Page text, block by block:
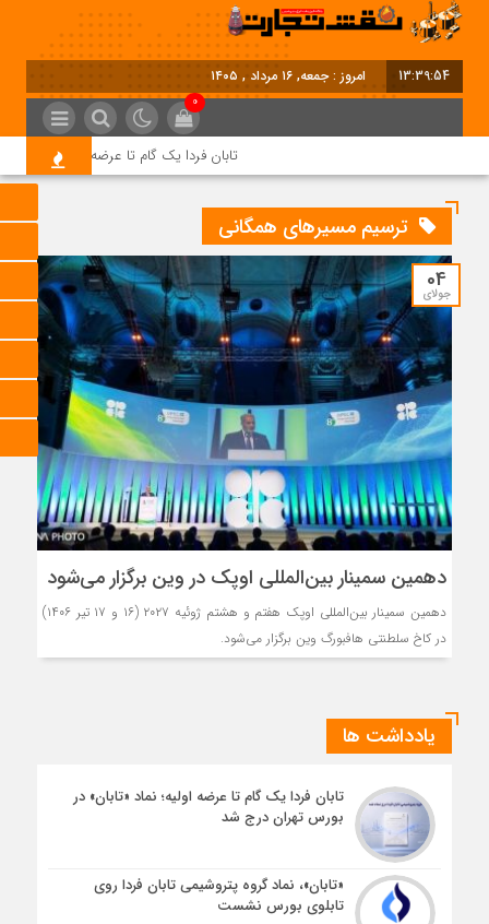
13:39:54 امروز : جمعه, ۱۶ مرداد , ۱۴۰۵
0
تابان فردا یک گام تا عرضه اولیه؛ نماد
ترسیم مسیرهای همگانی
04
جولای
دهمین سمینار بین‌المللی اوپک در وین برگزار می‌شود
دهمین سمینار بین‌المللی اوپک هفتم و هشتم ژوئیه ۲۰۲۷ (۱۶ و ۱۷ تیر ۱۴۰۶)
در کاخ سلطنتی هافبورگ وین برگزار می‌شود.
یادداشت ها
تابان فردا یک گام تا عرضه اولیه؛ نماد «تابان» در
بورس تهران درج شد
«تابان»، نماد گروه پتروشیمی تابان فردا روی
تابلوی بورس نشست